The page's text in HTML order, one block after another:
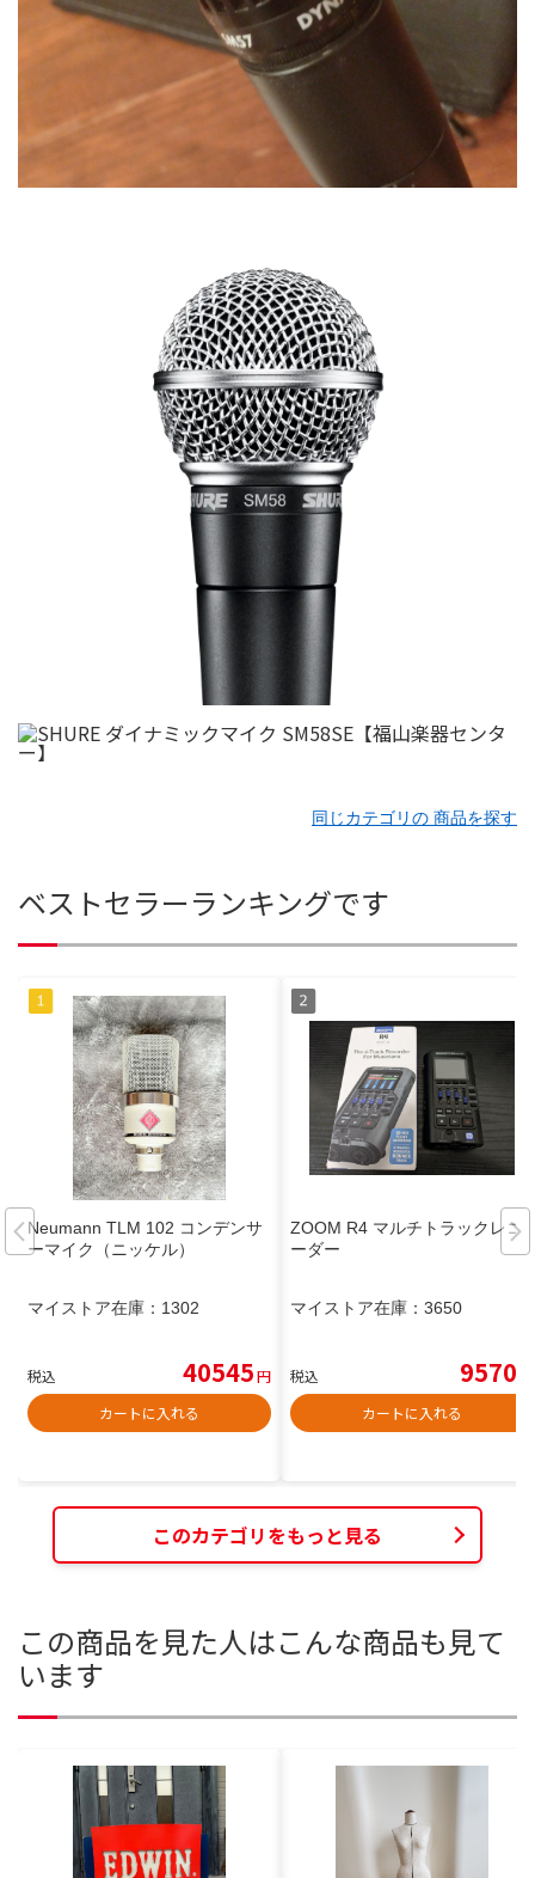
同じカテゴリの 商品を探す
ベストセラーランキングです
Neumann TLM 102 コンデンサ
ーマイク（ニッケル）
マイストア在庫： 1302
税込 40545円
カートに入れる
ZOOM R4 マルチトラックレコ
ーダー
マイストア在庫： 3650
税込 9570
カートに入れる
このカテゴリをもっと見る
この商品を見た人はこんな商品も見て
います